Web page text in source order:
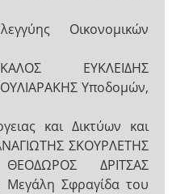
Οικονομικών
ΕΥΚΛΕΙΔΗΣ
Υποδομών,
και Δικτύων και
ΣΚΟΥΡΛΕΤΗΣ
ΔΡΙΤΣΑΣ
Μεγάλη Σφραγίδα του